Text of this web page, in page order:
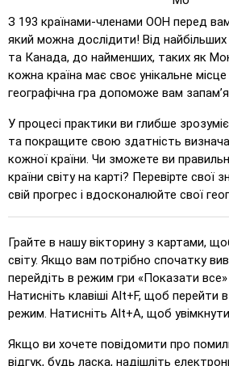
Натисніть на… (дуже легко):
на…', але при наведенні курсору на
відображається його назва.
Натисніть на… (легко) : Подібно
але виділяються три можливі місця
вибору.
Натисніть на…: Натисніть точно
Натисніть на… (складно): Як
натискання місця повертаються до
кольору.
Натисніть на… (без меж): Як
видимих меж, що ускладнює гру.
Натисніть на… (прапори)
: Як
відображається лише прапор – без
чотирьох, натиснувши або
З 193 країнами-членами ООН перед
який можна дослідити! Від найбільших
та Канада, до найменших, таких як
кожна країна має своє унікальне
географічна гра допоможе вам
У процесі практики ви глибше
та покращите свою здатність
кожної країни. Чи зможете ви
країни світу на карті? Перевірте свої
свій прогрес і вдосконалюйте свої
Грайте в нашу вікторину з картами,
світу. Якщо вам потрібно спочатку
перейдіть в режим гри «Показати все»
Натисніть клавіші Alt+F, щоб перейти
режим. Натисніть Alt+A, щоб
Якщо ви хочете повідомити про
відгук, будь ласка, надішліть